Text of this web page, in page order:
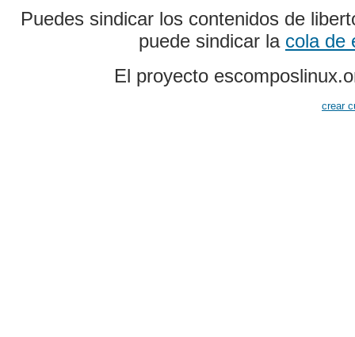
Puedes sindicar los contenidos de
puede sindicar la cola de
El proyecto
crear